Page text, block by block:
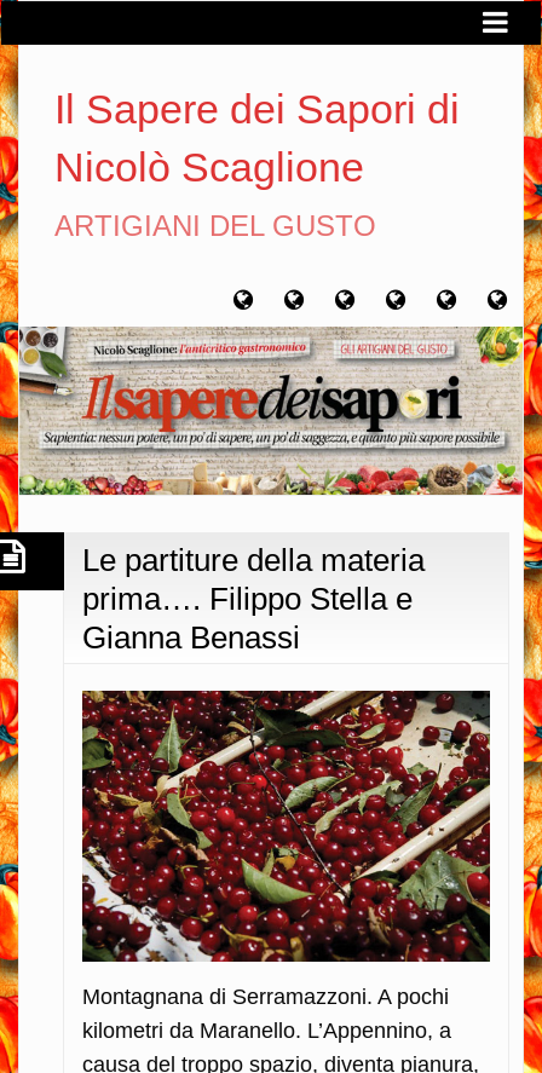
Il Sapere dei Sapori di
Nicolò Scaglione
ARTIGIANI DEL GUSTO
Home Chi
sono
Artigiani
del
gusto
Viaggi
del
gusto
Filosofia
del
gusto
Le partiture della materia
prima…. Filippo Stella e
Gianna Benassi
Montagnana di Serramazzoni. A pochi
kilometri da Maranello. L’Appennino, a
causa del troppo spazio, diventa pianura,